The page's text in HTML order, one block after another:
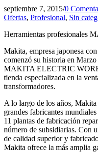
septiembre 7, 2015/0
Ofertas, Profesional, Sin
Herramientas profesionales
Makita, empresa japonesa
comenzó su historia en
MAKITA ELECTRIC
tienda especializada en la
transformadores.
A lo largo de los años,
grandes fabricantes
11 plantas de fabricación
número de subsidiarias. Con
de calidad superior y
Makita ofrece la más amplia